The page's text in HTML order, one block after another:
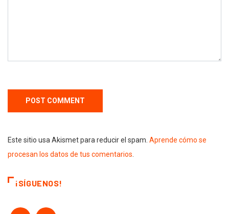
Este sitio usa Akismet para reducir el spam. Aprende cómo se
procesan los datos de tus comentarios
¡SÍGUENOS!